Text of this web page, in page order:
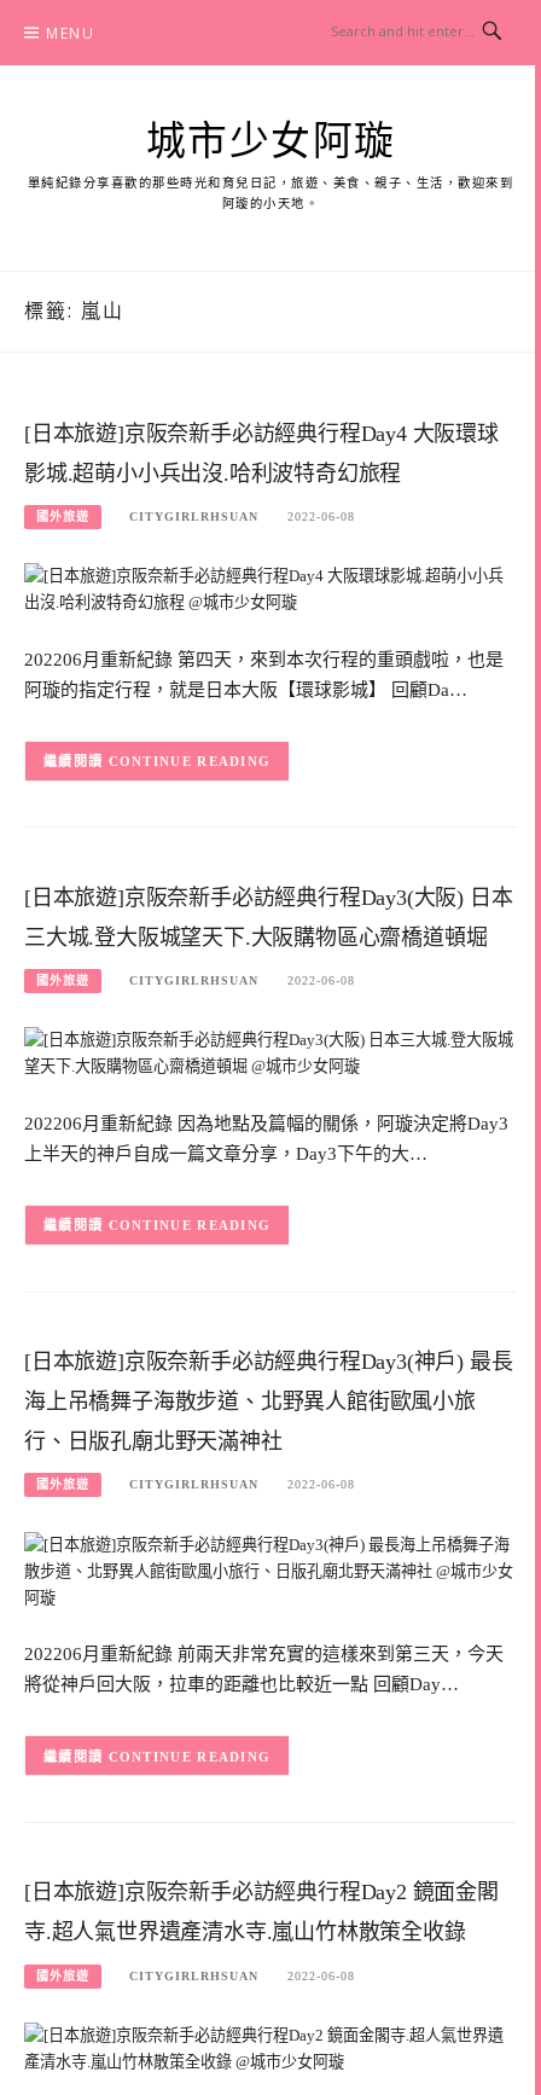
content
MENU
城市少女阿璇
單純紀錄分享喜歡的那些時光和育兒日記，旅遊、美食、親子、生活，歡迎來到
阿璇的小天地。
標籤: 嵐山
[日本旅遊]京阪奈新手必訪經典行程Day4 大阪環球
影城.超萌小小兵出沒.哈利波特奇幻旅程
國外旅遊 CITYGIRLRHSUAN 2022-06-08
202206月重新紀錄 第四天，來到本次行程的重頭戲啦，也是
阿璇的指定行程，就是日本大阪【環球影城】 回顧Da…
CONTINUE READING
[日本旅遊]京阪奈新手必訪經典行程Day3(大阪) 日本
三大城.登大阪城望天下.大阪購物區心齋橋道頓堀
國外旅遊 CITYGIRLRHSUAN 2022-06-08
202206月重新紀錄 因為地點及篇幅的關係，阿璇決定將Day3
上半天的神戶自成一篇文章分享，Day3下午的大…
CONTINUE READING
[日本旅遊]京阪奈新手必訪經典行程Day3(神戶) 最長
海上吊橋舞子海散步道、北野異人館街歐風小旅
行、日版孔廟北野天滿神社
國外旅遊 CITYGIRLRHSUAN 2022-06-08
202206月重新紀錄 前兩天非常充實的這樣來到第三天，今天
將從神戶回大阪，拉車的距離也比較近一點 回顧Day…
CONTINUE READING
[日本旅遊]京阪奈新手必訪經典行程Day2 鏡面金閣
寺.超人氣世界遺產清水寺.嵐山竹林散策全收錄
國外旅遊 CITYGIRLRHSUAN 2022-06-08